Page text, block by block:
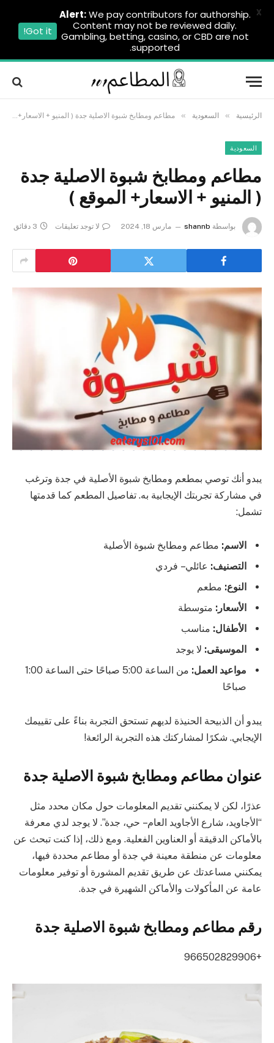
الرئيسية » السعودية » مطاعم ومطابخ شبوة الاصلية جدة ( المنيو + الاسعار+ الموقع )
السعودية
مطاعم ومطابخ شبوة الاصلية جدة
( المنيو + الاسعار+ الموقع )
بواسطة shannb مارس 18, 2024 لا توجد تعليقات 3 دقائق
يبدو أنك توصي بمطعم ومطابخ شبوة الأصلية في جدة وترغب
في مشاركة تجربتك الإيجابية به. تفاصيل المطعم كما قدمتها
تشمل:
الاسم: مطاعم ومطابخ شبوة الأصلية
التصنيف: عائلي – فردي
النوع: مطعم
الأسعار: متوسطة
الأطفال: مناسب
الموسيقى: لا يوجد
مواعيد العمل:
من الساعة 5:00 صباحًا حتى الساعة 1:00
صباحًا
يبدو أن الذبيحة الحنيذة لديهم تستحق التجربة بناءً على تقييمك
الإيجابي. شكرًا لمشاركتك هذه التجربة الرائعة!
عنوان مطاعم ومطابخ شبوة الاصلية جدة
عذرًا، لكن لا يمكنني تقديم المعلومات حول مكان محدد مثل
“الأجاويد، شارع الأجاويد العام – حي، جدة”. لا يوجد لدي معرفة
بالأماكن الدقيقة أو العناوين الفعلية. ومع ذلك، إذا كنت تبحث عن
معلومات عن منطقة معينة في جدة أو مطاعم محددة فيها،
يمكنني مساعدتك عن طريق تقديم المشورة أو توفير معلومات
عامة عن المأكولات والأماكن الشهيرة في جدة.
رقم مطاعم ومطابخ شبوة الاصلية جدة
+966502829906
Alert:We pay contributors for authorship.
Content may not be reviewed daily.
Gambling, betting, casino, or CBD are not
supported.
Got it!
X